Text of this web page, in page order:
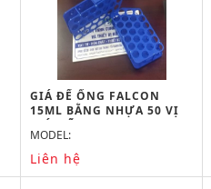
GIÁ ĐỂ ỐNG FALCON
15ML BẰNG NHỰA 50 VỊ
TRÍ, HÃNG ONELAB
MODEL:
Liên hệ